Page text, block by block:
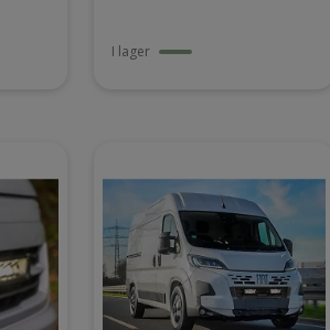
I lager